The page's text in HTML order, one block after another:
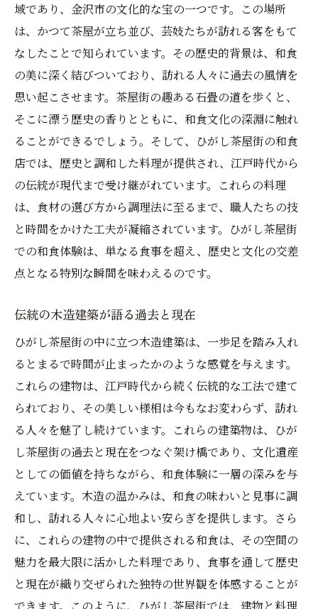
ひがし茶屋街の自然と共鳴する味覚
和食の美学が光るひがし茶屋街の季節料理
ひがし茶屋街で味わう旬の味覚
季節感あふれる和食が誘うひがし茶屋街の
ひがし茶屋街の木造建築が誘う和食の世界目に
も舌にも響く時間
和食と調和するひがし茶屋街の建築美
ひがし茶屋街の景観が織りなす和食体験
伝統建築と和食が生む非日常の時間
ひがし茶屋街の建物がもたらす和食の豊か
さ
ひがし茶屋街の木造美が和食を引き立てる
金沢ひがし茶屋街の和食で味わう四季の美学と
伝統の融合
伝統と革新が交差するひがし茶屋街の和食
ひがし茶屋街で四季を彩る和食の美
和食の伝統を守り続けるひがし茶屋街
ひがし茶屋街で出会う和食の新しい風
四季折々の美しさを味わうひがし茶屋街の
和食
歴史が息づくひがし茶屋街で和食を通じて感じ
る日本文化の深層
域であり、金沢市の文化的な宝の一つです。この場所
は、かつて茶屋が立ち並び、芸妓たちが訪れる客をもて
なしたことで知られています。その歴史的背景は、和食
の美に深く結びついており、訪れる人々に過去の風情を
思い起こさせます。茶屋街の趣ある石畳の道を歩くと、
そこに漂う歴史の香りとともに、和食文化の深淵に触れ
ることができるでしょう。そして、ひがし茶屋街の和食
店では、歴史と調和した料理が提供され、江戸時代から
の伝統が現代まで受け継がれています。これらの料理
は、食材の選び方から調理法に至るまで、職人たちの技
と時間をかけた工夫が凝縮されています。ひがし茶屋街
での和食体験は、単なる食事を超え、歴史と文化の交差
点となる特別な瞬間を味わえるのです。
伝統の木造建築が語る過去と現在
ひがし茶屋街の中に立つ木造建築は、一歩足を踏み入れ
るとまるで時間が止まったかのような感覚を与えます。
これらの建物は、江戸時代から続く伝統的な工法で建て
られており、その美しい様相は今もなお変わらず、訪れ
る人々を魅了し続けています。これらの建築物は、ひが
し茶屋街の過去と現在をつなぐ架け橋であり、文化遺産
としての価値を持ちながら、和食体験に一層の深みを与
えています。木造の温かみは、和食の味わいと見事に調
和し、訪れる人々に心地よい安らぎを提供します。さら
に、これらの建物の中で提供される和食は、その空間の
魅力を最大限に活かした料理であり、食事を通して歴史
と現在が織り交ぜられた独特の世界観を体感することが